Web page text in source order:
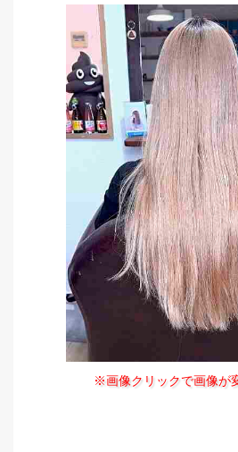
※画像クリックで画像が